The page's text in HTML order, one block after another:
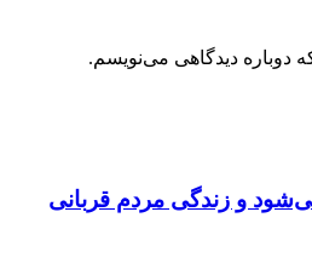
دوباره دیدگاهی می‌نویسم.
و زندگی مردم قربانی